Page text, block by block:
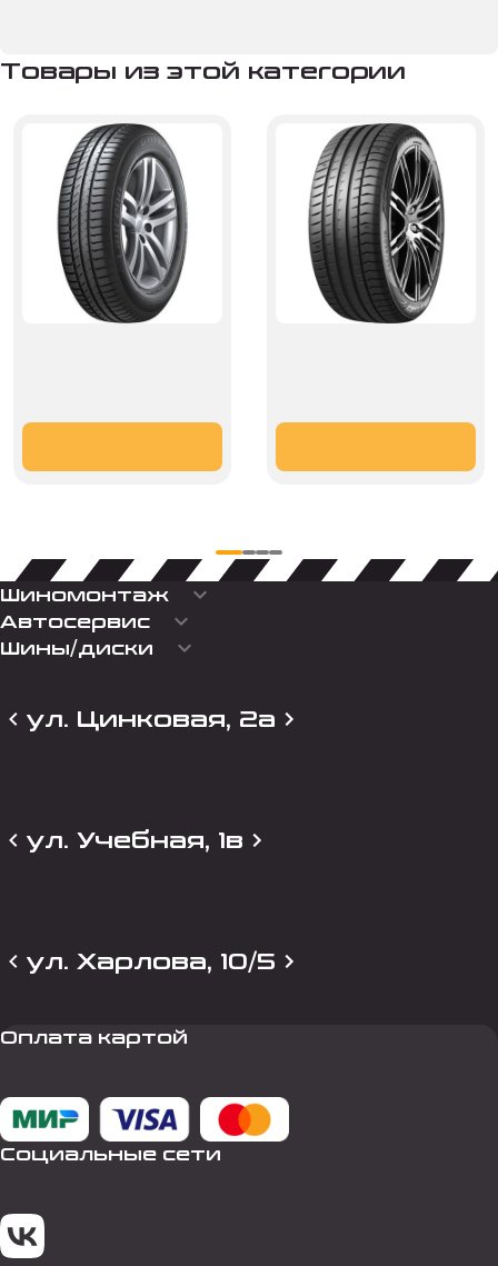
Товары из этой категории
Шиномонтаж keyboard_arrow_down
Автосервис keyboard_arrow_down
Шины/диски keyboard_arrow_down
ул. Цинковая, 2а
ул. Учебная, 1в
ул. Харлова, 10/5
Оплата картой
Социальные сети